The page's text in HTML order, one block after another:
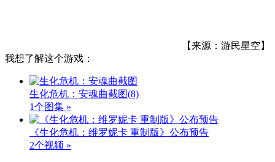
【来源：游民星空】
我想了解这个游戏：
生化危机：安魂曲截图(8)
1个图集 »
《生化危机：维罗妮卡 重制版》公布预告
2个视频 »